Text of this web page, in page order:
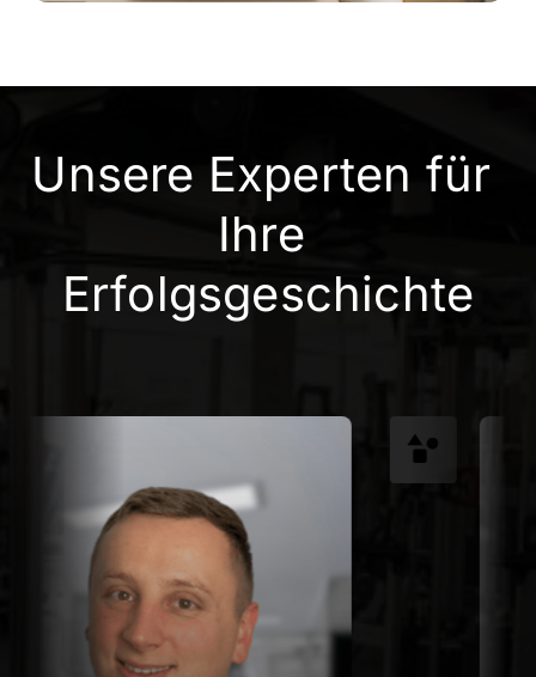
Unsere Experten für
Ihre
Erfolgsgeschichte